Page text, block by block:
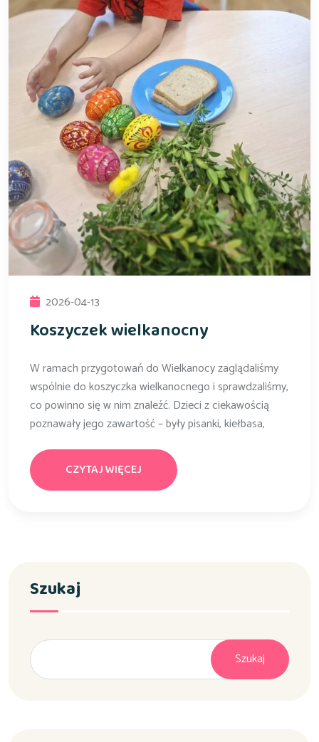
2026-04-13
Koszyczek wielkanocny
W ramach przygotowań do Wielkanocy zaglądaliśmy
wspólnie do koszyczka wielkanocnego i sprawdzaliśmy,
co powinno się w nim znaleźć. Dzieci z ciekawością
poznawały jego zawartość – były pisanki, kiełbasa,
CZYTAJ WIĘCEJ
Szukaj
Szukaj